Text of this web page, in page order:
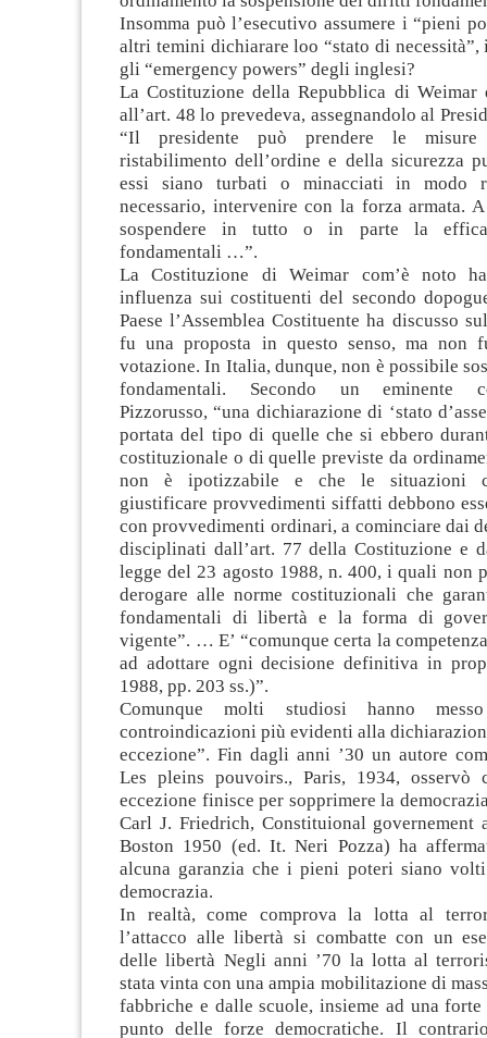
Insomma può l’esecutivo assumere i “pieni
altri temini dichiarare loo “stato di
gli “emergency powers” degli inglesi?
La Costituzione della Repubblica di Weimar
all’art. 48 lo prevedeva, assegnandolo al
“Il presidente può prendere le misure
ristabilimento dell’ordine e della sicurezza
essi siano turbati o minacciati in modo
necessario, intervenire con la forza armata.
sospendere in tutto o in parte la
fondamentali …”.
La Costituzione di Weimar com’è noto
influenza sui costituenti del secondo
Paese l’Assemblea Costituente ha discusso
fu una proposta in questo senso, ma non
votazione. In Italia, dunque, non è possibile
fondamentali. Secondo un eminente
Pizzorusso, “una dichiarazione di ‘stato
portata del tipo di quelle che si ebbero
costituzionale o di quelle previste da
non è ipotizzabile e che le situazioni
giustificare provvedimenti siffatti debbono
con provvedimenti ordinari, a cominciare dai
disciplinati dall’art. 77 della Costituzione e
legge del 23 agosto 1988, n. 400, i quali non
derogare alle norme costituzionali che
fondamentali di libertà e la forma di
vigente”. … E’ “comunque certa la
ad adottare ogni decisione definitiva in
1988, pp. 203 ss.)”.
Comunque molti studiosi hanno
controindicazioni più evidenti alla
eccezione”. Fin dagli anni ’30 un autore
Les pleins pouvoirs., Paris, 1934,
eccezione finisce per sopprimere la
Carl J. Friedrich, Constituional governement
Boston 1950 (ed. It. Neri Pozza) ha
alcuna garanzia che i pieni poteri siano
democrazia.
In realtà, come comprova la lotta al
l’attacco alle libertà si combatte con un
delle libertà Negli anni ’70 la lotta al
stata vinta con una ampia mobilitazione di
fabbriche e dalle scuole, insieme ad una forte
punto delle forze democratiche. Il